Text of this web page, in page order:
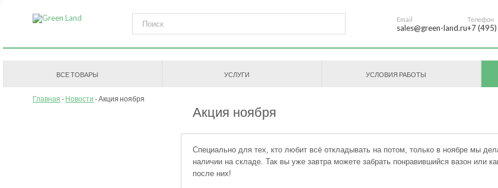
Email
sales@green-land.ru
Телефон
+7
ВСЕ ТОВАРЫ УСЛУГИ УСЛОВИЯ РАБОТЫ
Главная Новости Акция ноября
Акция ноября
Специально для тех, кто любит всё откладывать на потом, только в ноябре мы
наличии на складе. Так вы уже завтра можете забрать понравившийся вазон или
после них!